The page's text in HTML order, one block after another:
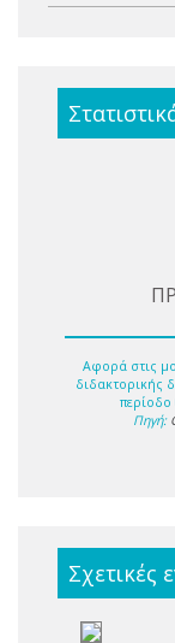
Αφορά στις
διδακτορικής
περίοδο
Πηγή:
Σχετικές